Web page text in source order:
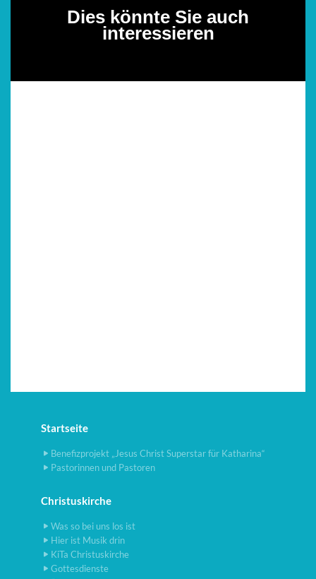
Dies könnte Sie auch
interessieren
Startseite
Benefizprojekt „Jesus Christ Superstar für Katharina“
Pastorinnen und Pastoren
Christuskirche
Was so bei uns los ist
Hier ist Musik drin
KiTa Christuskirche
Gottesdienste